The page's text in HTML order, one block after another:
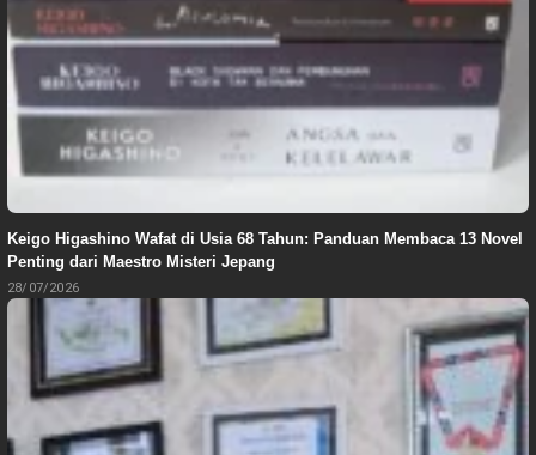
Keigo Higashino Wafat di Usia 68 Tahun: Panduan Membaca 13 Novel
Penting dari Maestro Misteri Jepang
28/07/2026